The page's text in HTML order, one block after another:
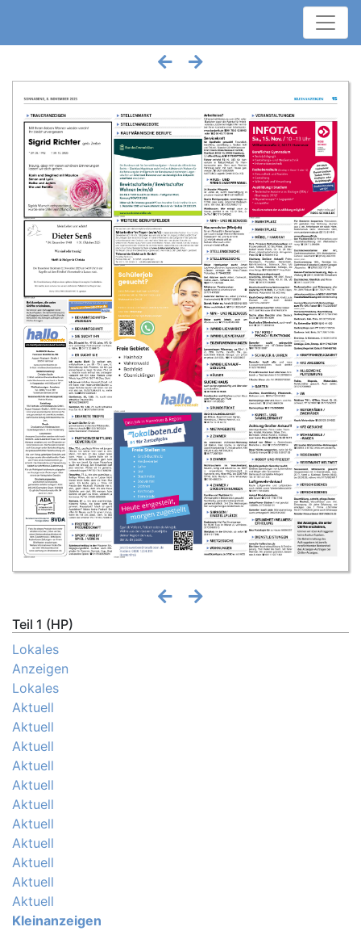
Teil 1 (HP)
Lokales
Anzeigen
Lokales
Aktuell
Aktuell
Aktuell
Aktuell
Aktuell
Aktuell
Aktuell
Aktuell
Aktuell
Aktuell
Aktuell
Kleinanzeigen